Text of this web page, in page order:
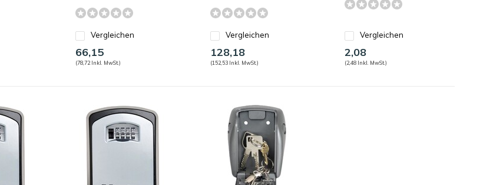
Vergleichen
66,15
(78,72 Inkl. MwSt.)
Vergleichen
128,18
(152,53 Inkl. MwSt.)
Vergleichen
2,08
(2,48 Inkl. MwSt.)